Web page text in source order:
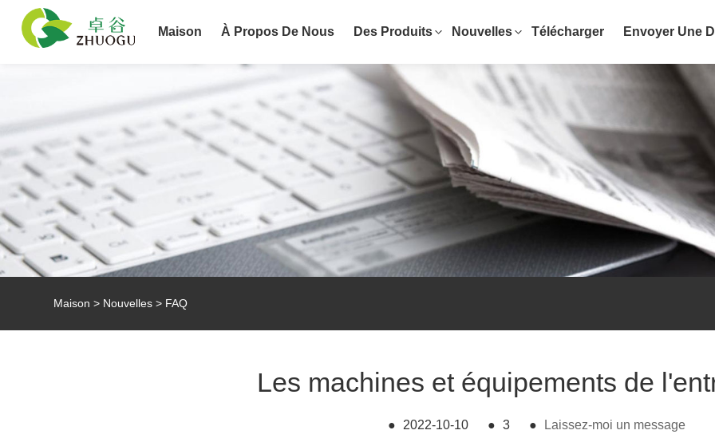
Maison À Propos De Nous Des Produits Nouvelles Télécharger Envoyer Une
Maison > Nouvelles > FAQ
Les machines et équipements de
● 2022-10-10 ● 3 ● Laissez-moi un message